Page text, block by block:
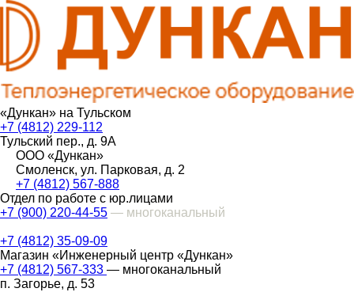
«Дункан» на Тульском
+7 (4812) 229-112
Тульский пер., д. 9А
ООО «Дункан»
Смоленск, ул. Парковая, д. 2
+7 (4812) 567-888
Отдел по работе с юр.лицами
+7 (900) 220-44-55 — многоканальный
+7 (4812) 35-09-09
Магазин «Инженерный центр «Дункан»
+7 (4812) 567-333 — многоканальный
п. Загорье, д. 53